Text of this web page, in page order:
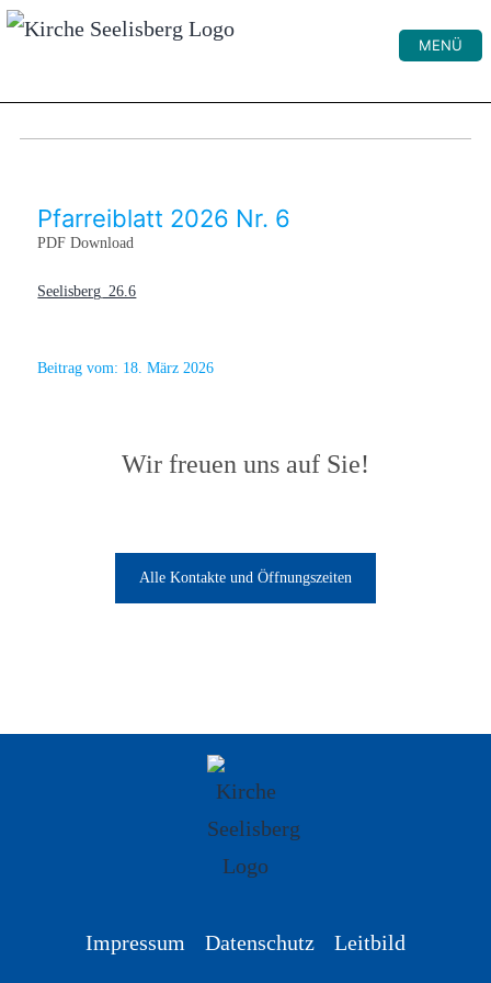
MENÜ
Pfarreiblatt 2026 Nr. 6
PDF Download
Seelisberg_26.6
Beitrag vom: 18. März 2026
Wir freuen uns auf Sie!
Alle Kontakte und Öffnungszeiten
Impressum Datenschutz Leitbild